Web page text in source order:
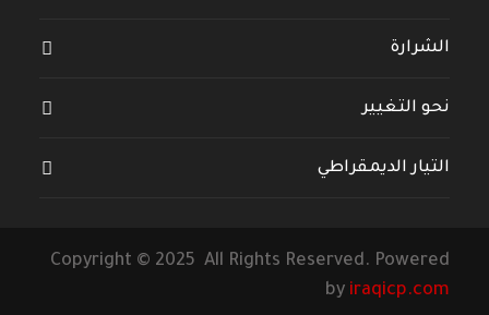
الشرارة
نحو التغيير
التيار الديمقراطي
Copyright © 2025 All Rights Reserved. Powered
by iraqicp.com